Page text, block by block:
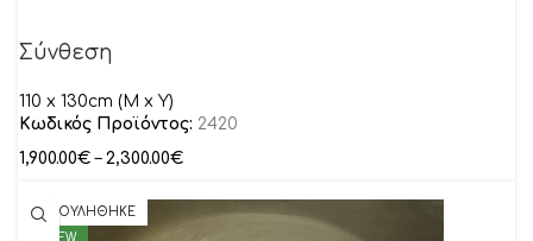
Σύνθεση
110 x 130cm (M x Y)
Κωδικός Προϊόντος: 2420
1,900.00€ – 2,300.00€
ΠΟΥΛΗΘΗΚΕ
NEW